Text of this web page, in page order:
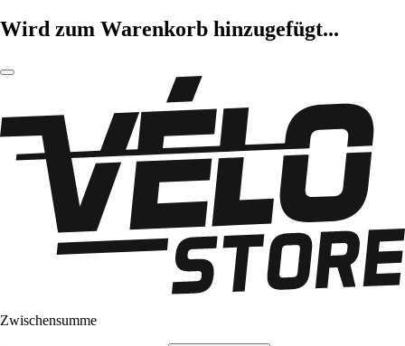
Wird zum Warenkorb hinzugefügt...
Zwischensumme